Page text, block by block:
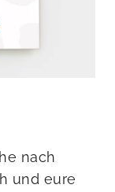
nach
und eure